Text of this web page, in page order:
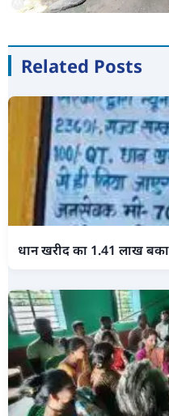
Related Posts
धान खरीद का 1.41 लाख